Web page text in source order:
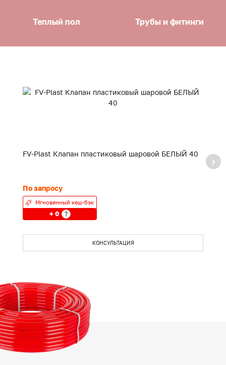
Теплый пол Трубы и фитинги
FV-Plast Клапан пластиковый шаровой БЕЛЫЙ 40
По запросу
Мгновенный кеш-бэк
+ 0 ?
КОНСУЛЬТАЦИЯ